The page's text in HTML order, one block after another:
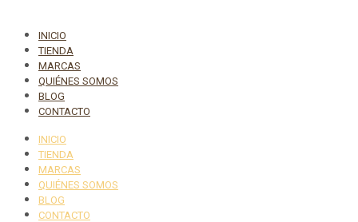
INICIO
TIENDA
MARCAS
QUIÉNES SOMOS
BLOG
CONTACTO
INICIO
TIENDA
MARCAS
QUIÉNES SOMOS
BLOG
CONTACTO